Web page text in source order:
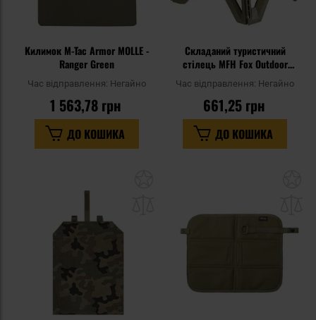
Килимок M-Tac Armor MOLLE -
Ranger Green
Час відправлення: Негайно
1 563,78 грн
ДО КОШИКА
Складаний туристичний
стілець MFH Fox Outdoor
Camping Stool 40 см - Olive
Час відправлення: Негайно
661,25 грн
ДО КОШИКА
уподобань